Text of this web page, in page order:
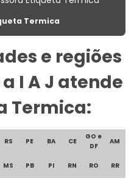
De Vendas
Termica
e regiões
I A J atende
Termica:
RS PE BA CE
GO e
DF
AM
MS PB PI RN RO RR